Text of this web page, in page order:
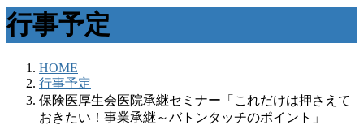
行事予定
HOME
行事予定
保険医厚生会医院承継セミナー「これだけは押さえて
おきたい！事業承継～バトンタッチのポイント」